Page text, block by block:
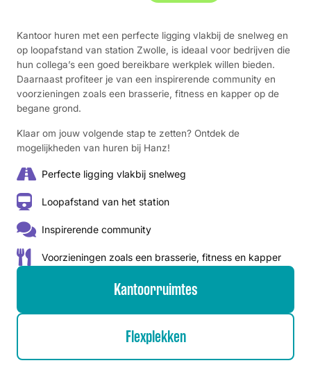
Kantoor huren met een perfecte ligging vlakbij de snelweg en
op loopafstand van station Zwolle, is ideaal voor bedrijven die
hun collega’s een goed bereikbare werkplek willen bieden.
Daarnaast profiteer je van een inspirerende community en
voorzieningen zoals een brasserie, fitness en kapper op de
begane grond.
Klaar om jouw volgende stap te zetten? Ontdek de
mogelijkheden van huren bij Hanz!
Perfecte ligging vlakbij snelweg
Loopafstand van het station
Inspirerende community
Voorzieningen zoals een brasserie, fitness en kapper
Kantoorruimtes
Flexplekken